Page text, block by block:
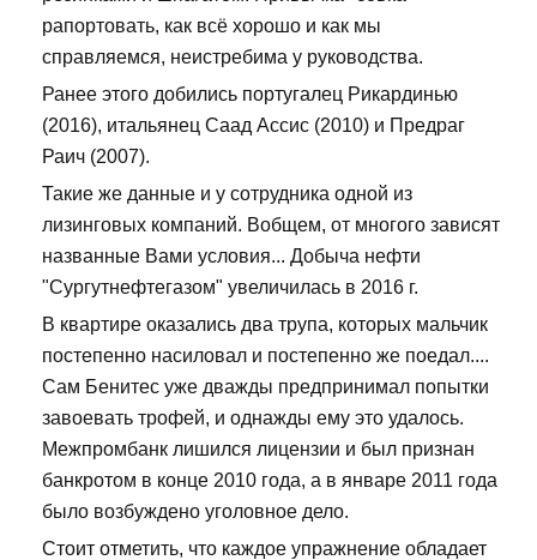
рапортовать, как всё хорошо и как мы
справляемся, неистребима у руководства.
Ранее этого добились португалец Рикардинью
(2016), итальянец Саад Ассис (2010) и Предраг
Раич (2007).
Такие же данные и у сотрудника одной из
лизинговых компаний. Вобщем, от многого зависят
названные Вами условия... Добыча нефти
"Сургутнефтегазом" увеличилась в 2016 г.
В квартире оказались два трупа, которых мальчик
постепенно насиловал и постепенно же поедал....
Сам Бенитес уже дважды предпринимал попытки
завоевать трофей, и однажды ему это удалось.
Межпромбанк лишился лицензии и был признан
банкротом в конце 2010 года, а в январе 2011 года
было возбуждено уголовное дело.
Стоит отметить, что каждое упражнение обладает